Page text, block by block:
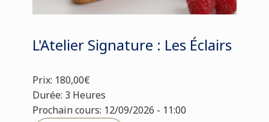
L'Atelier Signature : Les Éclairs
Prix: 180,00€
Durée: 3 Heures
Prochain cours: 12/09/2026 - 11:00